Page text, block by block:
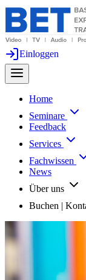
Einloggen
Home
Seminare
Feedback
Services
Fachwissen
News
Über uns
Buchen |